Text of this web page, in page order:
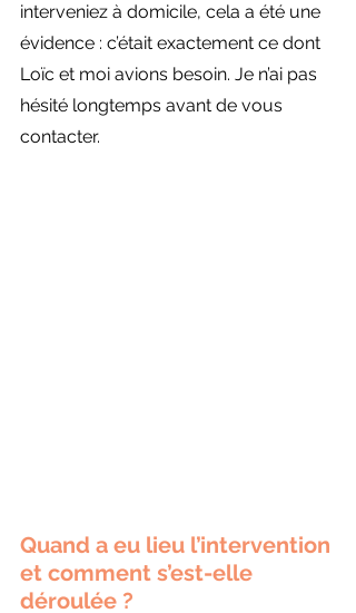
interveniez à domicile, cela a été une
évidence : c’était exactement ce dont
Loïc et moi avions besoin. Je n’ai pas
hésité longtemps avant de vous
contacter.
Quand a eu lieu l’intervention
et comment s’est-elle
déroulée ?